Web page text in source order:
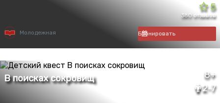
5
380 отзывов
Молодежная Бронировать
8+
2-7